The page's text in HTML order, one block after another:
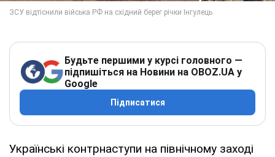
Будьте першими у курсі головного —
підпишіться на Новини на OBOZ.UA у
Google
Підписатися
Українські контрнаступи на північному заході